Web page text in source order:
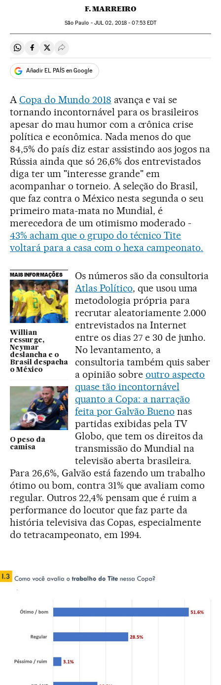
F. MARREIRO
São Paulo - JUL 02, 2018 - 07:53EDT
Compartir en Whatsapp
Compartir en Facebook
Compartir en Twitter
Desplegar Redes Sociales
Añadir EL PAÍS en Google
A Copa do Mundo 2018 avança e vai se
tornando incontornável para os brasileiros
apesar do mau humor com a crônica crise
política e econômica. Nada menos do que
84,5% do país diz estar assistindo aos jogos na
Rússia ainda que só 26,6% dos entrevistados
diga ter um "interesse grande" em
acompanhar o torneio. A seleção do Brasil,
que faz contra o México nesta segunda o seu
primeiro mata-mata no Mundial, é
merecedora de um otimismo moderado -
43% acham que o grupo do técnico Tite
voltará para a casa com o hexa campeonato.
MAIS INFORMAÇÕES
Willian
ressurge,
Neymar
deslancha e o
Brasil despacha
o México
O peso da
camisa
Os números são da consultoria
Atlas Político, que usou uma
metodologia própria para
recrutar aleatoriamente 2.000
entrevistados na Internet
entre os dias 27 e 30 de junho.
No levantamento, a
consultoria também quis saber
a opinião sobre outro aspecto
quase tão incontornável
quanto a Copa: a narração
feita por Galvão Bueno nas
partidas exibidas pela TV
Globo, que tem os direitos da
transmissão do Mundial na
televisão aberta brasileira.
Para 26,6%, Galvão está fazendo um trabalho
ótimo ou bom, contra 31% que avaliam como
regular. Outros 22,4% pensam que é ruim a
performance do locutor que faz parte da
história televisiva das Copas, especialmente
do tetracampeonato, em 1994.